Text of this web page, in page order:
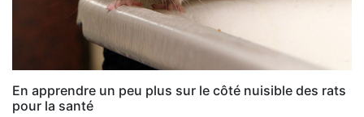
En apprendre un peu plus sur le côté nuisible des rats
pour la santé